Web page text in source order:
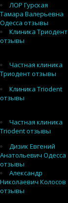
ЛОР Гурская
Тамара Валерьевна
Одесса отзывы
Клиника Триодент
отзывы
Частная клиника
Триодент отзывы
Клиника Triodent
отзывы
Частная клиника
Triodent отзывы
Дизик Евгений
Анатольевич Одесса
отзывы
Александр
Николаевич Колосов
отзывы